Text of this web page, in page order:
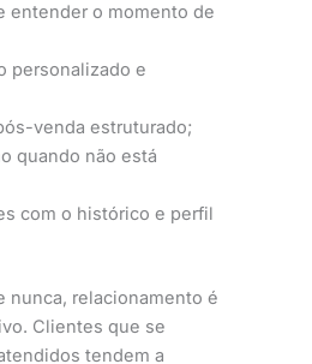
entender o momento de
personalizado e
venda estruturado;
quando não está
com o histórico e perfil
nunca, relacionamento é
Clientes que se
tendem a